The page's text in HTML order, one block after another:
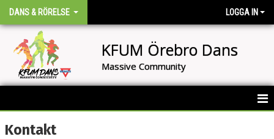
DANS & RÖRELSE LOGGA IN
KFUM Örebro Dans
Massive Community
HEM
Kontakt